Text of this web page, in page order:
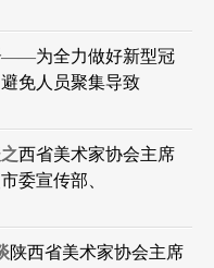
——为全力做好新型冠
免人员聚集导致
西省美术家协会主席
委宣传部、
陕西省美术家协会主席